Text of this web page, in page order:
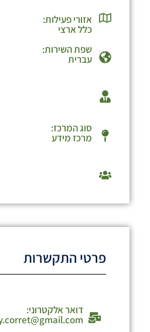
אזורי פעילות:
כלל ארצי
שפת השירות:
עברית
סוג המרכז:
מרכז מידע
פרטי התקשרות
דואר אלקטרוני: